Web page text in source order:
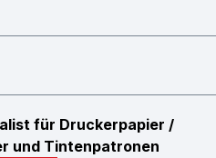
für Druckerpapier /
und Tintenpatronen